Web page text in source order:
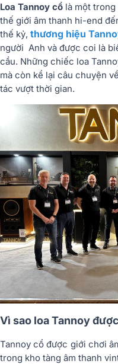
Loa Tannoy cổ là một
thế giới âm thanh hi-end
thế kỷ, thương hiệu
người Anh và được coi là
cầu. Những chiếc loa
mà còn kể lại câu chuyện
tác vượt thời gian.
Vì sao loa Tannoy
Tannoy cổ được giới chơi
trong kho tàng âm thanh